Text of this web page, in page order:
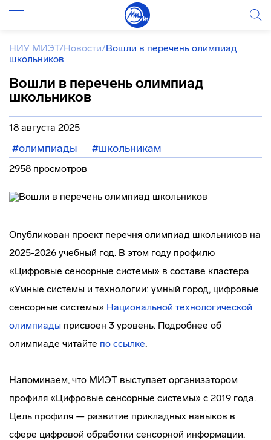
НИУ МИЭТ/Новости/Вошли в перечень олимпиад
школьников
Вошли в перечень олимпиад
школьников
18 августа 2025
#олимпиады #школьникам
2958 просмотров
Опубликован проект перечня олимпиад школьников на
2025-2026 учебный год. В этом году профилю
«Цифровые сенсорные системы» в составе кластера
«Умные системы и технологии: умный город, цифровые
сенсорные системы» Национальной технологической
олимпиады присвоен 3 уровень. Подробнее об
олимпиаде читайте по ссылке.
Напоминаем, что МИЭТ выступает организатором
профиля «Цифровые сенсорные системы» с 2019 года.
Цель профиля — развитие прикладных навыков в
сфере цифровой обработки сенсорной информации.